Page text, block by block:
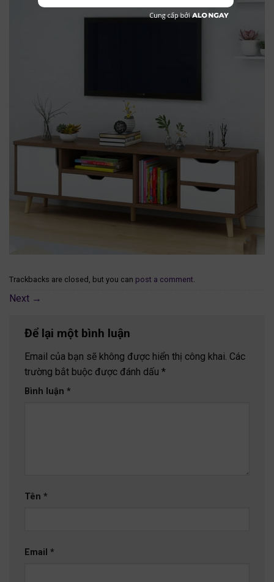
Trackbacks are closed, but you can post a comment
Next →
Để lại một bình luận
Email của bạn sẽ không được hiển thị công khai. Các
trường bắt buộc được đánh dấu *
Bình luận *
Tên *
Email *